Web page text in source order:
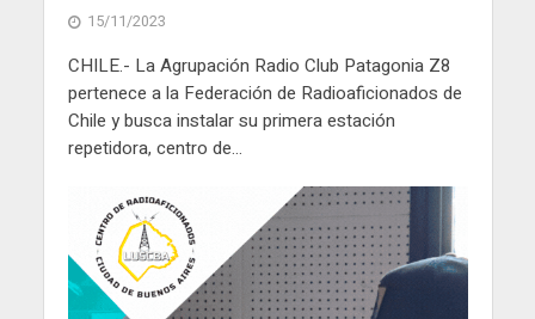
15/11/2023
CHILE.- La Agrupación Radio Club Patagonia Z8
pertenece a la Federación de Radioaficionados de
Chile y busca instalar su primera estación
repetidora, centro de...